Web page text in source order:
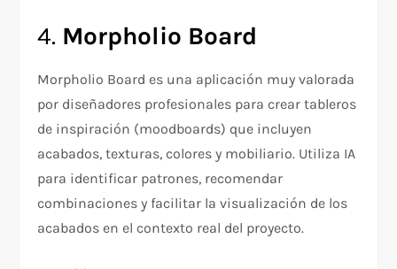
4. Morpholio Board
Morpholio Board es una aplicación muy valorada
por diseñadores profesionales para crear tableros
de inspiración (moodboards) que incluyen
acabados, texturas, colores y mobiliario. Utiliza IA
para identificar patrones, recomendar
combinaciones y facilitar la visualización de los
acabados en el contexto real del proyecto.